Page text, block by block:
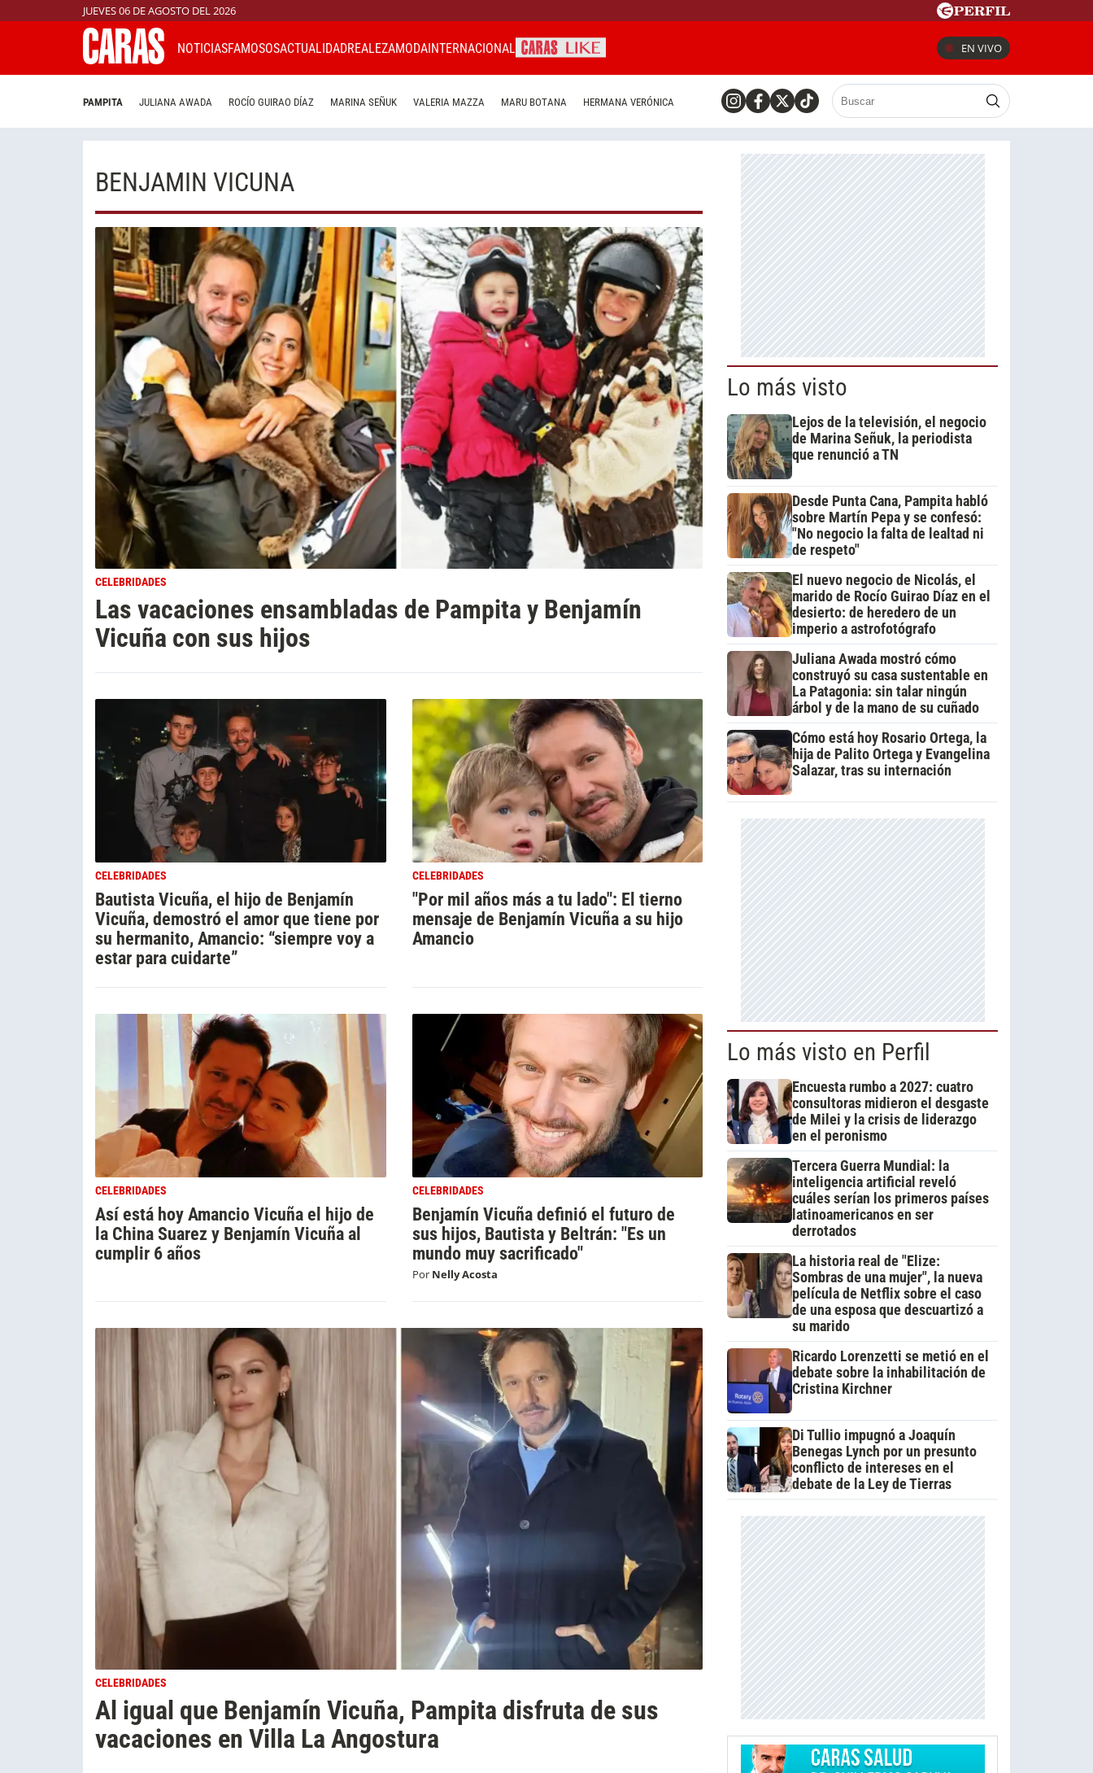
JUEVES 06 DE AGOSTO DEL 2026
NOTICIASFAMOSOSACTUALIDADREALEZAMODAINTERNACIONAL EN VIVO
PAMPITA JULIANA AWADA ROCÍO GUIRAO DÍAZ MARINA SEÑUK VALERIA MAZZA MARU BOTANA HERMANA VERÓNICA
BENJAMIN VICUNA
CELEBRIDADES
Las vacaciones ensambladas de Pampita y Benjamín
Vicuña con sus hijos
CELEBRIDADES
Bautista Vicuña, el hijo de Benjamín
Vicuña, demostró el amor que tiene por
su hermanito, Amancio: “siempre voy a
estar para cuidarte”
CELEBRIDADES
"Por mil años más a tu lado": El tierno
mensaje de Benjamín Vicuña a su hijo
Amancio
CELEBRIDADES
Así está hoy Amancio Vicuña el hijo de
la China Suarez y Benjamín Vicuña al
cumplir 6 años
CELEBRIDADES
Benjamín Vicuña definió el futuro de
sus hijos, Bautista y Beltrán: "Es un
mundo muy sacrificado"
Por Nelly Acosta
CELEBRIDADES
Al igual que Benjamín Vicuña, Pampita disfruta de sus
vacaciones en Villa La Angostura
Lo más visto
Lejos de la televisión, el negocio
de Marina Señuk, la periodista
que renunció a TN
Desde Punta Cana, Pampita habló
sobre Martín Pepa y se confesó:
"No negocio la falta de lealtad ni
de respeto"
El nuevo negocio de Nicolás, el
marido de Rocío Guirao Díaz en el
desierto: de heredero de un
imperio a astrofotógrafo
Juliana Awada mostró cómo
construyó su casa sustentable en
La Patagonia: sin talar ningún
árbol y de la mano de su cuñado
Cómo está hoy Rosario Ortega, la
hija de Palito Ortega y Evangelina
Salazar, tras su internación
Lo más visto en Perfil
Encuesta rumbo a 2027: cuatro
consultoras midieron el desgaste
de Milei y la crisis de liderazgo
en el peronismo
Tercera Guerra Mundial: la
inteligencia artificial reveló
cuáles serían los primeros países
latinoamericanos en ser
derrotados
La historia real de "Elize:
Sombras de una mujer", la nueva
película de Netflix sobre el caso
de una esposa que descuartizó a
su marido
Ricardo Lorenzetti se metió en el
debate sobre la inhabilitación de
Cristina Kirchner
Di Tullio impugnó a Joaquín
Benegas Lynch por un presunto
conflicto de intereses en el
debate de la Ley de Tierras